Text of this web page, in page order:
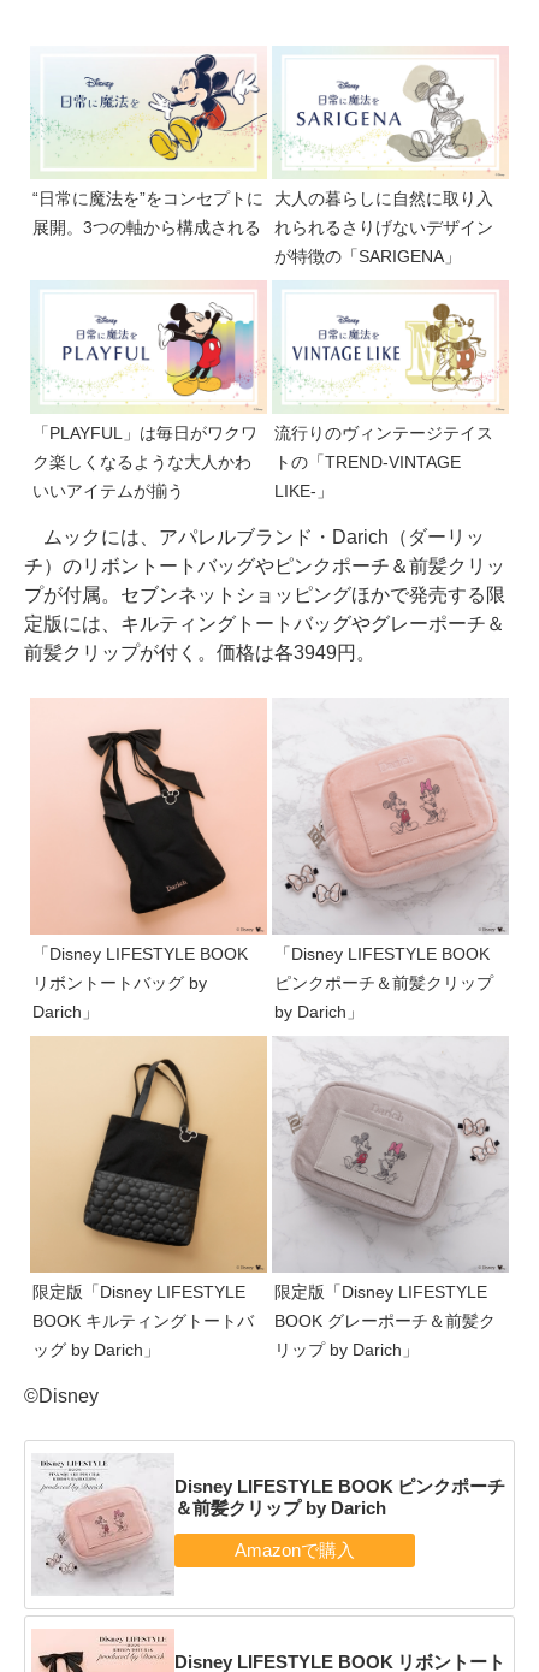
“日常に魔法を”をコンセプトに
展開。3つの軸から構成される
大人の暮らしに自然に取り入
れられるさりげないデザイン
が特徴の「SARIGENA」
「PLAYFUL」は毎日がワクワ
ク楽しくなるような大人かわ
いいアイテムが揃う
流行りのヴィンテージテイス
トの「TREND-VINTAGE
LIKE-」
ムックには、アパレルブランド・Darich（ダーリッ
チ）のリボントートバッグやピンクポーチ＆前髪クリッ
プが付属。セブンネットショッピングほかで発売する限
定版には、キルティングトートバッグやグレーポーチ＆
前髪クリップが付く。価格は各3949円。
「Disney LIFESTYLE BOOK
リボントートバッグ by
Darich」
「Disney LIFESTYLE BOOK
ピンクポーチ＆前髪クリップ
by Darich」
限定版「Disney LIFESTYLE
BOOK キルティングトートバ
ッグ by Darich」
限定版「Disney LIFESTYLE
BOOK グレーポーチ＆前髪ク
リップ by Darich」
©Disney
Disney LIFESTYLE BOOK ピンクポーチ
＆前髪クリップ by Darich
Disney LIFESTYLE BOOK リボントート